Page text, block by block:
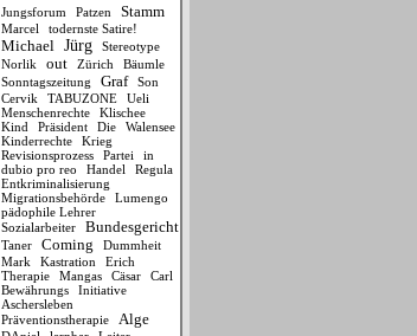
Jungsforum Patzen Stamm
Marcel todernste Satire!
Michael Jürg
Stereotype
Norlik
out Zürich
Bäumle
Sonntagszeitung
Graf
Son
Cervik
TABUZONE
Ueli
Menschenrechte
Klischee
Kind
Präsident Die
Walensee
Kinderrechte
Krieg
Revisionsprozess
Partei
in
dubio pro reo
Handel
Regula
Entkriminalisierung
Migrationsbehörde
Lumengo
pädophile Lehrer
Sozialarbeiter
Bundesgericht
Taner Coming
Dummheit
Mark
Kastration
Erich
Therapie
Mangas Cäsar
Carl
Bewährungs
Initiative
Aschersleben
Präventionstherapie
Alge